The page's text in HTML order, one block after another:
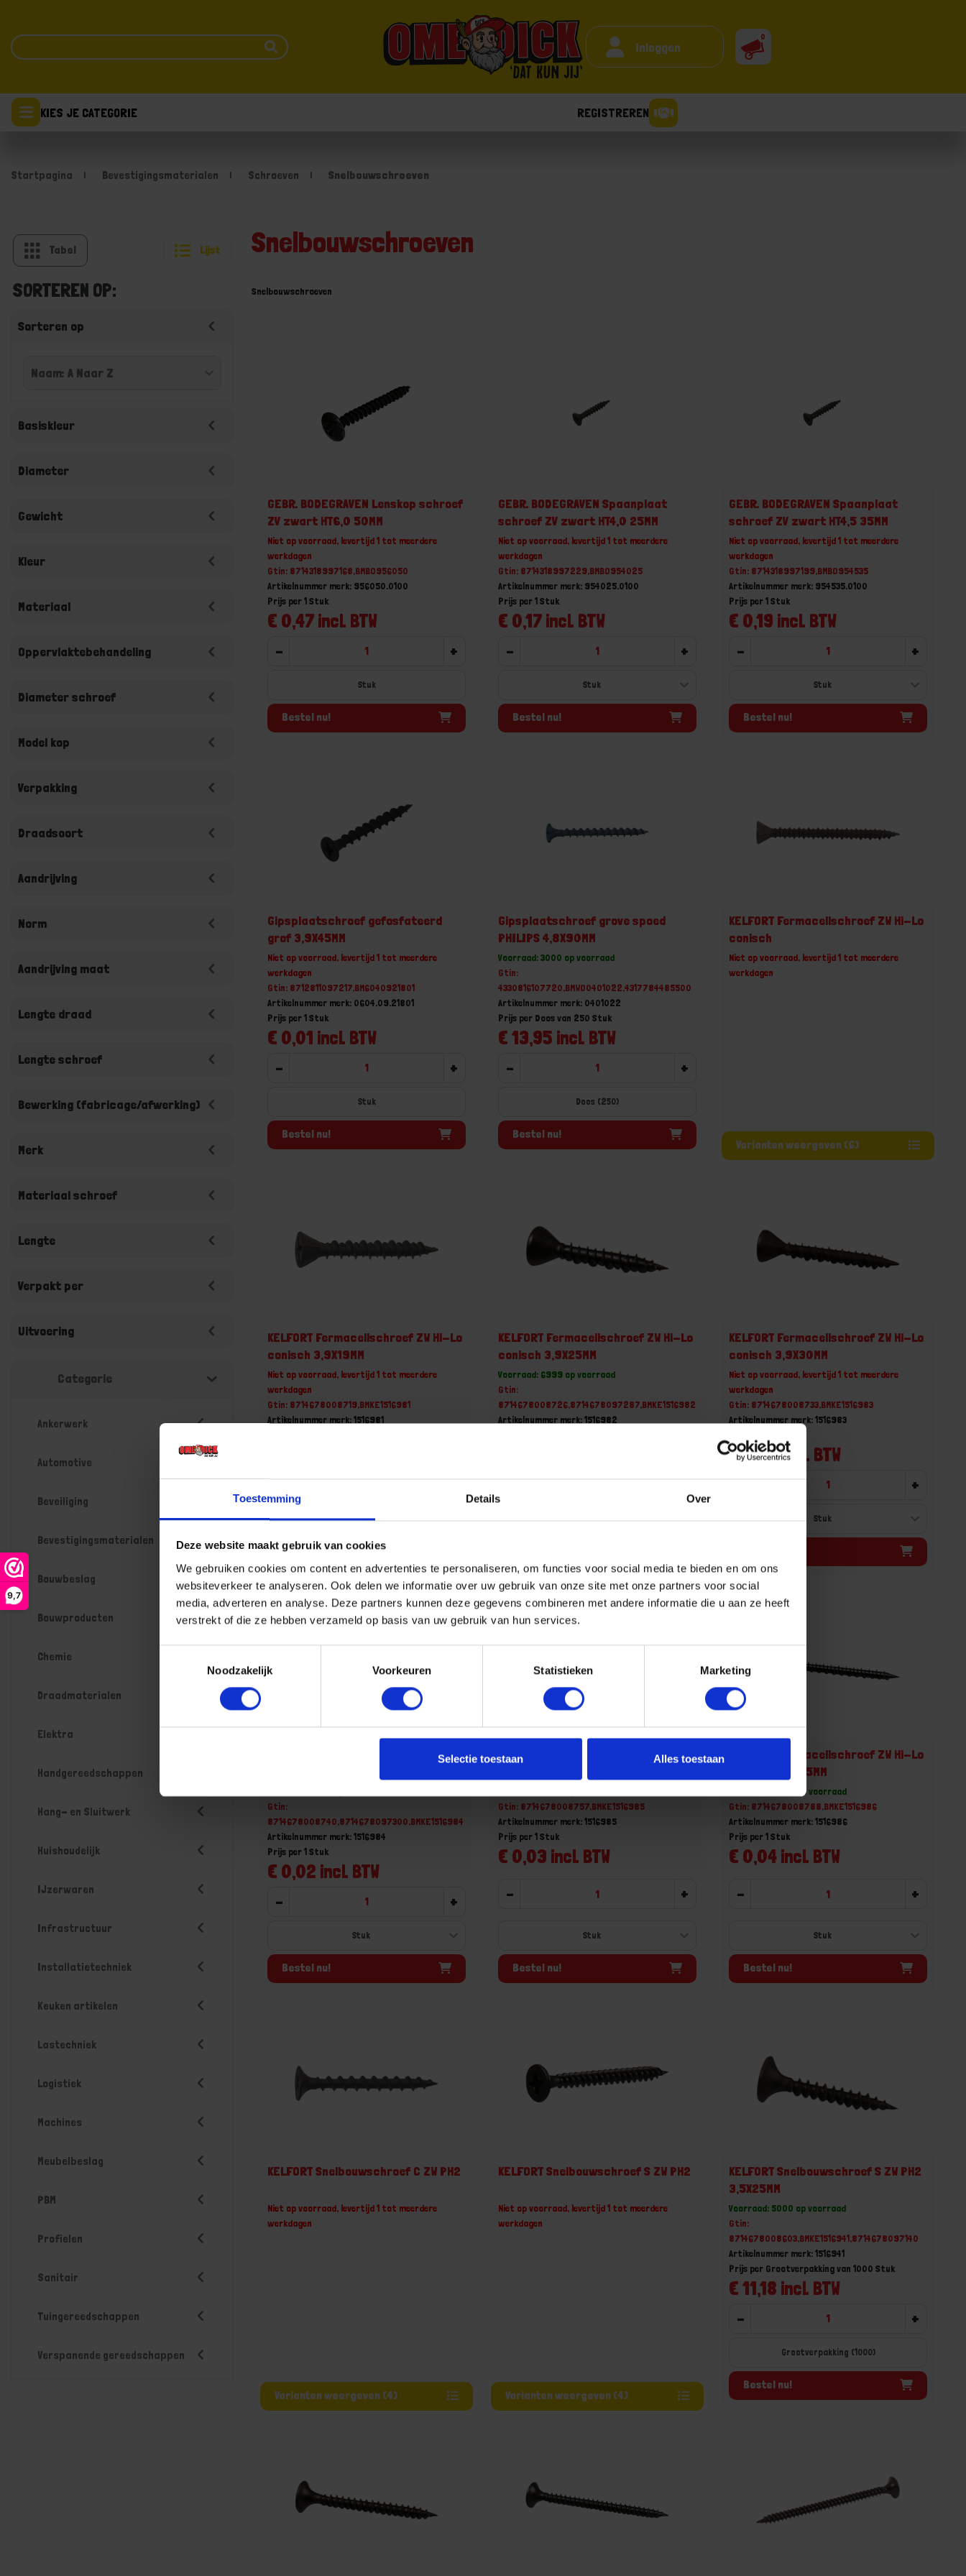
Toestemming Details Over
Deze website maakt gebruik van cookies
We gebruiken cookies om content en advertenties te personaliseren, om functies voor social media te bieden en om ons
websiteverkeer te analyseren. Ook delen we informatie over uw gebruik van onze site met onze partners voor social
media, adverteren en analyse. Deze partners kunnen deze gegevens combineren met andere informatie die u aan ze heeft
verstrekt of die ze hebben verzameld op basis van uw gebruik van hun services.
Noodzakelijk
Voorkeuren Statistieken Marketing
Selectie toestaan Alles toestaan
9,7
Inloggen
0
KIES JE CATEGORIE REGISTREREN
Startpagina Bevestigingsmaterialen Schroeven Snelbouwschroeven
Tabel Lijst
SORTEREN OP:
Sorteren op
Basiskleur
Diameter
Gewicht
Kleur
Materiaal
Oppervlaktebehandeling
Diameter schroef
Model kop
Verpakking
Draadsoort
Aandrijving
Norm
Aandrijving maat
Lengte draad
Lengte schroef
Bewerking (fabricage/afwerking)
Merk
Materiaal schroef
Lengte
Verpakt per
Uitvoering
Categorie
Ankerwerk
Automotive
Beveiliging
Bevestigingsmaterialen
Bouwbeslag
Bouwproducten
Chemie
Draadmaterialen
Elektra
Handgereedschappen
Hang- en Sluitwerk
Huishoudelijk
IJzerwaren
Infrastructuur
Installatietechniek
Keuken artikelen
Lastechniek
Logistiek
Machines
Meubelbeslag
PBM
Profielen
Sanitair
Tuingereedschappen
Verspanende gereedschappen
Snelbouwschroeven
Snelbouwschroeven
GEBR. BODEGRAVEN Lenskop schroef
ZV zwart HT6,0 50MM
Niet op voorraad, levertijd 1 tot meerdere
werkdagen
Gtin: 8714318997168,BMBO956050
Artikelnummer merk: 956050.0100
€ 0,47 incl. BTW
Prijs per 1 Stuk
- +
Stuk
Bestel nu!
GEBR. BODEGRAVEN Spaanplaat
schroef ZV zwart HT4,0 25MM
Niet op voorraad, levertijd 1 tot meerdere
werkdagen
Gtin: 8714318997229,BMBO954025
Artikelnummer merk: 954025.0100
€ 0,17 incl. BTW
Prijs per 1 Stuk
- +
Bestel nu!
GEBR. BODEGRAVEN Spaanplaat
schroef ZV zwart HT4,5 35MM
Niet op voorraad, levertijd 1 tot meerdere
werkdagen
Gtin: 8714318997199,BMBO954535
Artikelnummer merk: 954535.0100
€ 0,19 incl. BTW
Prijs per 1 Stuk
- +
Bestel nu!
Gipsplaatschroef gefosfateerd
grof 3,9X45MM
Niet op voorraad, levertijd 1 tot meerdere
werkdagen
Gtin: 8712811097217,BM6040921801
Artikelnummer merk: 0604.09.21801
€ 0,01 incl. BTW
Prijs per 1 Stuk
- +
Stuk
Bestel nu!
Gipsplaatschroef grove spoed
PHILIPS 4,8X90MM
Voorraad: 3000 op voorraad
Gtin:
4330816107720,BMWO0401022,4317784485500
Artikelnummer merk: 0401022
€ 13,95 incl. BTW
Prijs per Doos van 250 Stuk
- +
Doos (250)
Bestel nu!
KELFORT Fermacellschroef ZW Hi-Lo
conisch
Niet op voorraad, levertijd 1 tot meerdere
werkdagen
Varianten weergeven (6)
KELFORT Fermacellschroef ZW Hi-Lo
conisch 3,9X19MM
Niet op voorraad, levertijd 1 tot meerdere
werkdagen
Gtin: 8714678008719,BMKE1516981
Artikelnummer merk: 1516981
- +
Bestel nu!
KELFORT Fermacellschroef ZW Hi-Lo
conisch 3,9X25MM
Voorraad: 6999 op voorraad
Gtin:
8714678008726,8714678097287,BMKE1516982
Artikelnummer merk: 1516982
- +
KELFORT Fermacellschroef ZW Hi-Lo
conisch 3,9X30MM
Niet op voorraad, levertijd 1 tot meerdere
werkdagen
Gtin: 8714678008733,BMKE1516983
Artikelnummer merk: 1516983
€ 0,03 incl. BTW
- +
KELFORT Fermacellschroef ZW Hi-Lo
Gtin:
8714678008740,8714678097300,BMKE1516984
Artikelnummer merk: 1516984
€ 0,02 incl. BTW
Prijs per 1 Stuk
- +
Bestel nu!
KELFORT Fermacellschroef ZW Hi-Lo
Gtin: 8714678008757,BMKE1516985
Artikelnummer merk: 1516985
€ 0,03 incl. BTW
Prijs per 1 Stuk
- +
Bestel nu!
KELFORT Fermacellschroef ZW Hi-Lo
conisch 3,9X55MM
Voorraad: 8000 op voorraad
Gtin: 8714678008788,BMKE1516986
Artikelnummer merk: 1516986
€ 0,04 incl. BTW
Prijs per 1 Stuk
- +
Bestel nu!
KELFORT Snelbouwschroef C ZW PH2
Niet op voorraad, levertijd 1 tot meerdere
werkdagen
Varianten weergeven (4)
KELFORT Snelbouwschroef S ZW PH2
Niet op voorraad, levertijd 1 tot meerdere
werkdagen
Varianten weergeven (4)
KELFORT Snelbouwschroef S ZW PH2
3,5X25MM
Voorraad: 5000 op voorraad
Gtin:
8714678008603,BMKE1516941,8714678097140
Artikelnummer merk: 1516941
€ 11,18 incl. BTW
Prijs per Grootverpakking van 1000 Stuk
- +
Grootverpakking (1000)
Bestel nu!